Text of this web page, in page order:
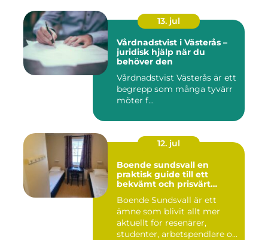
13. jul
Vårdnadstvist i Västerås –
juridisk hjälp när du
behöver den
Vårdnadstvist Västerås är ett
begrepp som många tyvärr
möter f...
12. jul
Boende sundsvall en
praktisk guide till ett
bekvämt och prisvärt
Boende Sundsvall är ett
ämne som blivit allt mer
aktuellt för resenärer,
studenter, arbetspendlare o...